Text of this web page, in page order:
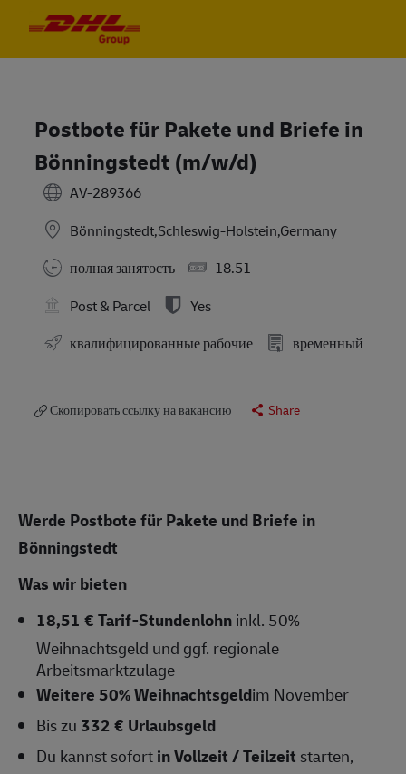
Postbote für Pakete und Briefe in
Bönningstedt (m/w/d)
AV-289366
Bönningstedt,Schleswig-Holstein,Germany
полная занятость
18.51
Post & Parcel
Yes
квалифицированные рабочие
временный
Скопировать ссылку на вакансию Share
Werde Postbote für Pakete und Briefe in
Bönningstedt
Was wir bieten
18,51 € Tarif-Stundenlohninkl. 50%
Weihnachtsgeld und ggf. regionale
Arbeitsmarktzulage
Weitere 50% Weihnachtsgeldim November
Bis zu332 € Urlaubsgeld
Du kannst sofortin Vollzeit / Teilzeit starten,